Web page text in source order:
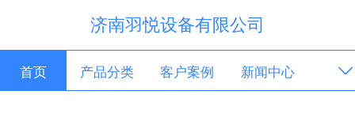
济南羽悦设备有限公司
首页 产品分类 客户案例 新闻中心